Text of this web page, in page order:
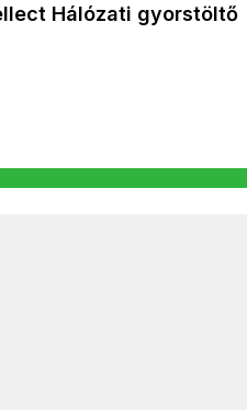
Hálózati gyorstöltő